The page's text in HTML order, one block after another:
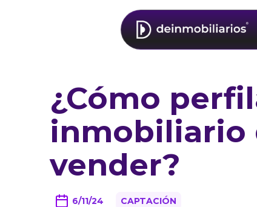
¿Cómo
inmobiliario
vender?
6/11/24 CAPTACIÓN